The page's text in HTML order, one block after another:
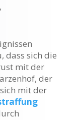
dass sich die
mit der
der
mit der